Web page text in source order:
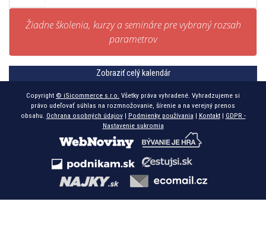
Žiadne školenia, kurzy a semináre pre vybraný rozsah
parametrov
Zobraziť celý kalendár
Copyright © iSicommerce s.r.o. Všetky práva vyhradené. Vyhradzujeme si
právo udeľovať súhlas na rozmnožovanie, šírenie a na verejný prenos
obsahu. Ochrana osobných údajov| Podmienky používania | Kontakt| GDPR -
Nastavenie sukromia